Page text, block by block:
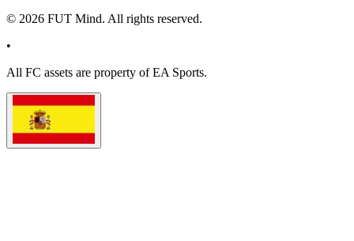
© 2026 FUT Mind. All rights reserved.
•
All FC assets are property of EA Sports.